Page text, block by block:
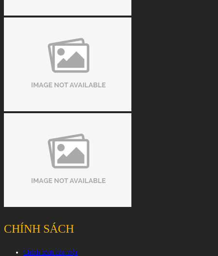
CHÍNH SÁCH
Chính sách bảo mật